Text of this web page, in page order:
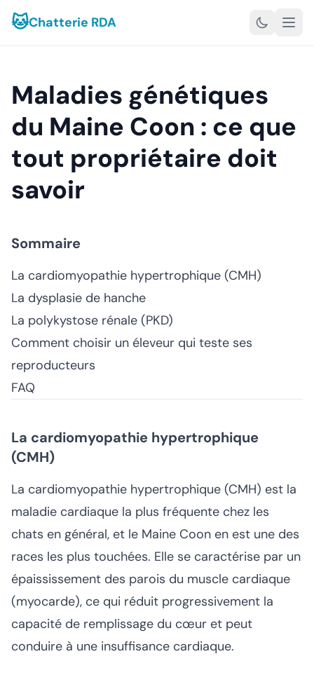
🐱Chatterie RDA
Maladies génétiques
du Maine Coon : ce que
tout propriétaire doit
savoir
Sommaire
La cardiomyopathie hypertrophique (CMH)
La dysplasie de hanche
La polykystose rénale (PKD)
Comment choisir un éleveur qui teste ses
reproducteurs
FAQ
La cardiomyopathie hypertrophique
(CMH)
La cardiomyopathie hypertrophique (CMH) est la
maladie cardiaque la plus fréquente chez les
chats en général, et le Maine Coon en est une des
races les plus touchées. Elle se caractérise par un
épaississement des parois du muscle cardiaque
(myocarde), ce qui réduit progressivement la
capacité de remplissage du cœur et peut
conduire à une insuffisance cardiaque.